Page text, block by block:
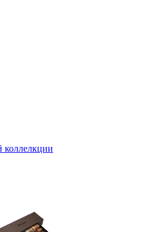
коллелкции